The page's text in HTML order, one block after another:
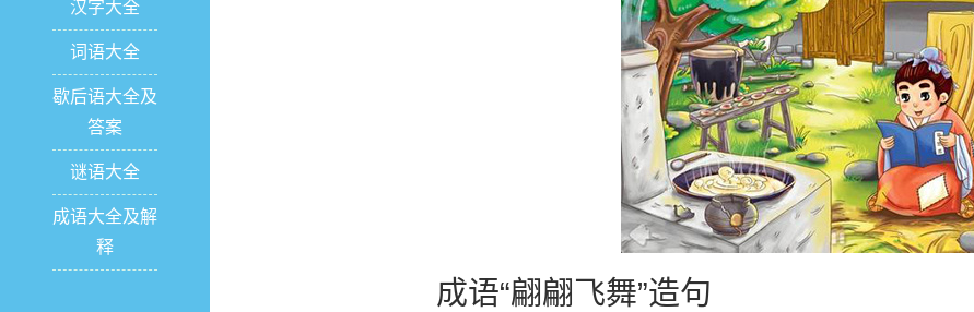
汉字大全
词语大全
歇后语大全及
答案
谜语大全
成语大全及解
释
成语“翩翩飞舞”造句